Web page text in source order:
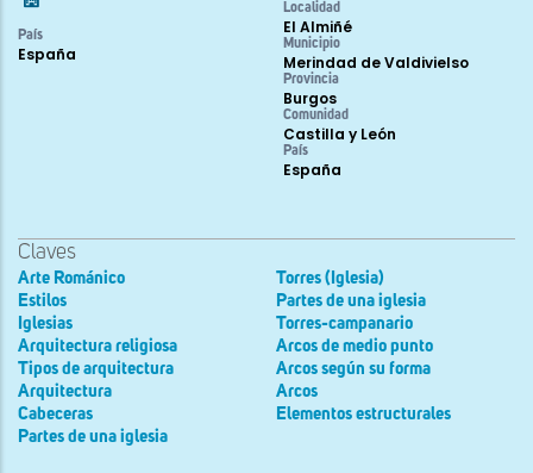
País
España
Localidad
El Almiñé
Municipio
Merindad de Valdivielso
Provincia
Burgos
Comunidad
Castilla y León
País
España
Claves
Arte Románico
Estilos
Iglesias
Arquitectura religiosa
Tipos de arquitectura
Arquitectura
Cabeceras
Partes de una iglesia
Torres (Iglesia)
Partes de una iglesia
Torres-campanario
Arcos de medio punto
Arcos según su forma
Arcos
Elementos estructurales